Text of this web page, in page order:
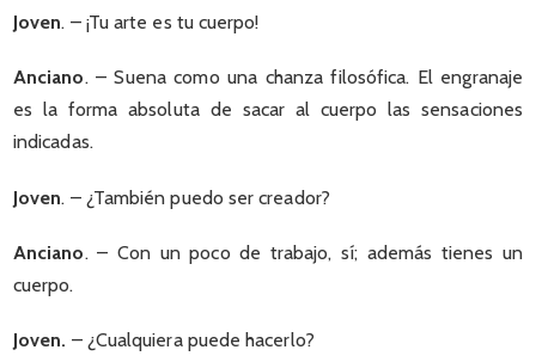
Joven. – ¡Tu arte es tu cuerpo!
Anciano. – Suena como una chanza filosófica. El engranaje
es la forma absoluta de sacar al cuerpo las sensaciones
indicadas.
Joven. – ¿También puedo ser creador?
Anciano. – Con un poco de trabajo, sí; además tienes un
cuerpo.
Joven. – ¿Cualquiera puede hacerlo?